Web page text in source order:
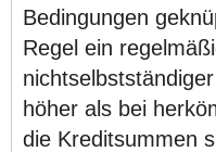
Bedingungen
Regel ein
höher als bei
die Kreditsummen